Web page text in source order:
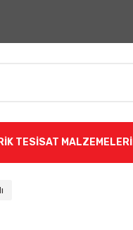
TESİSAT MALZEMELERİ